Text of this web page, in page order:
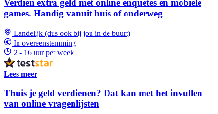
Verdien extra geld met online enquêtes en mobiele
games. Handig vanuit huis of onderweg
Landelijk (dus ook bij jou in de buurt)
In overeenstemming
2 - 16 uur per week
Lees meer
Thuis je geld verdienen? Dat kan met het invullen
van online vragenlijsten